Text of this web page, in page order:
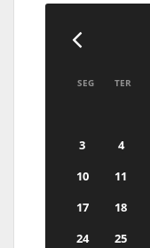
SEG TER
3
4
10
11
17
18
24
25